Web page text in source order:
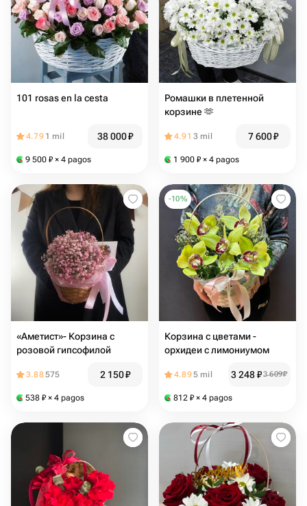
101 rosas en la cesta
4.79 1 mil 38 000₽
9 500 ₽ × 4 pagos
Ромашки в плетенной
корзине 🫶
4.91 3 mil 7 600₽
1 900 ₽ × 4 pagos
«Аметист»- Корзина с
розовой гипсофилой
3.88575 2 150₽
538 ₽ × 4 pagos
-10%
Корзина с цветами -
орхидеи с лимониумом
4.895 mil 3 248₽3 609₽
812 ₽ × 4 pagos